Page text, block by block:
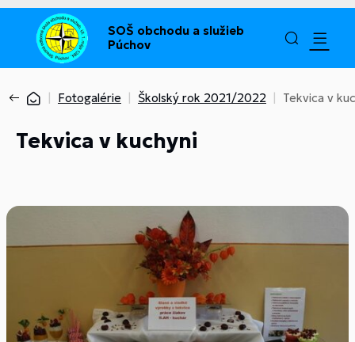
SOŠ obchodu a služieb
Púchov
Fotogalérie Školský rok 2021/2022 Tekvica v
Tekvica v kuchyni